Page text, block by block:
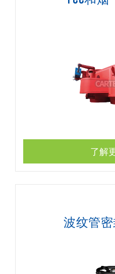
了解
波纹管密